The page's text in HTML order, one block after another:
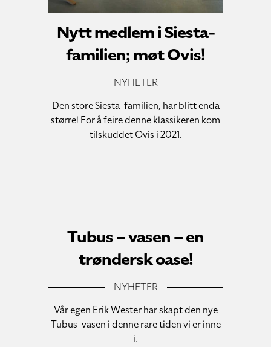
Nytt medlem i Siesta-
familien; møt Ovis!
NYHETER
Den store Siesta-familien, har blitt enda
større! For å feire denne klassikeren kom
tilskuddet Ovis i 2021.
Tubus – vasen – en
trøndersk oase!
NYHETER
Vår egen Erik Wester har skapt den nye
Tubus-vasen i denne rare tiden vi er inne
i.